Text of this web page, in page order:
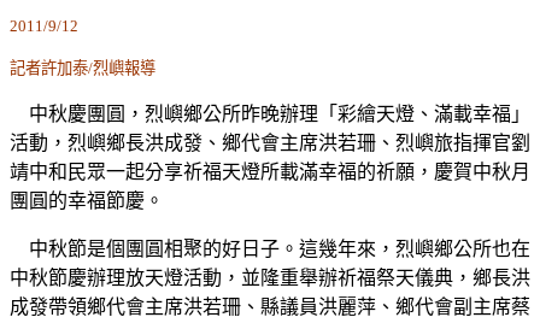
2011/9/12
記者許加泰/烈嶼報導
中秋慶團圓，烈嶼鄉公所昨晚辦理「彩繪天燈、滿載幸福」
活動，烈嶼鄉長洪成發、鄉代會主席洪若珊、烈嶼旅指揮官劉
靖中和民眾一起分享祈福天燈所載滿幸福的祈願，慶賀中秋月
團圓的幸福節慶。
中秋節是個團圓相聚的好日子。這幾年來，烈嶼鄉公所也在
中秋節慶辦理放天燈活動，並隆重舉辦祈福祭天儀典，鄉長洪
成發帶領鄉代會主席洪若珊、縣議員洪麗萍、鄉代會副主席蔡